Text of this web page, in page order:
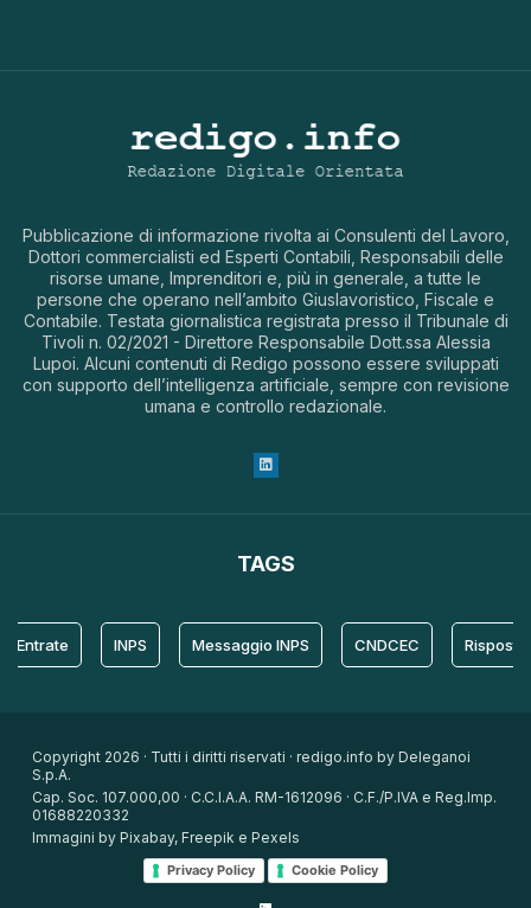
Pubblicazione di informazione rivolta ai Consulenti del Lavoro,
Dottori commercialisti ed Esperti Contabili, Responsabili delle
risorse umane, Imprenditori e, più in generale, a tutte le
persone che operano nell’ambito Giuslavoristico, Fiscale e
Contabile. Testata giornalistica registrata presso il Tribunale di
Tivoli n. 02/2021 - Direttore Responsabile Dott.ssa Alessia
Lupoi. Alcuni contenuti di Redigo possono essere sviluppati
con supporto dell’intelligenza artificiale, sempre con revisione
umana e controllo redazionale.
TAGS
INPS Messaggio INPS CNDCEC Risposta
Copyright 2026 · Tutti i diritti riservati · redigo.info by Deleganoi
S.p.A.
Cap. Soc. 107.000,00 · C.C.I.A.A. RM-1612096 · C.F./P.IVA e Reg.Imp.
01688220332
Immagini by Pixabay, Freepik e Pexels
Privacy Policy Cookie Policy